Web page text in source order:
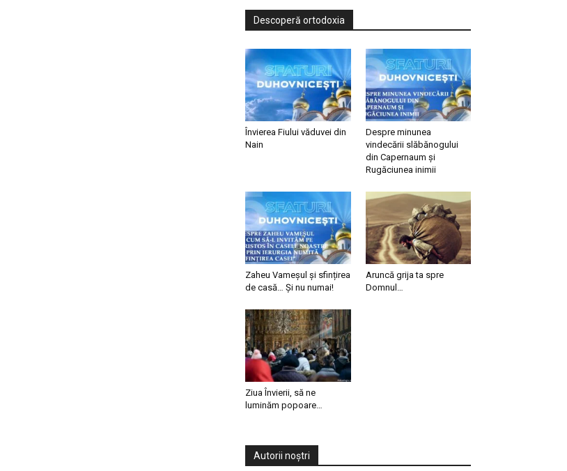
Descoperă ortodoxia
Învierea Fiului văduvei din
Nain
Despre minunea
vindecării slăbănogului
din Capernaum și
Rugăciunea inimii
Zaheu Vameșul și sfințirea
de casă… Și nu numai!
Aruncă grija ta spre
Domnul…
Ziua Învierii, să ne
luminăm popoare…
Autorii noștri